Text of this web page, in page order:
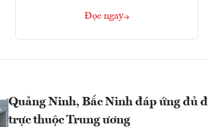
Đọc ngay
Quảng Ninh, Bắc Ninh đáp ứng đủ
trực thuộc Trung ương